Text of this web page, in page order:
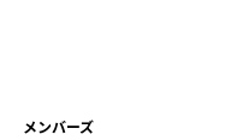
メンバーズ